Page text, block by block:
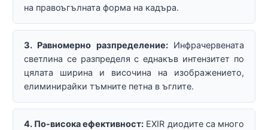
на правоъгълната форма на кадъра.
3. Равномерно разпределение:Инфрачервената
светлина се разпределя с еднакъв интензитет по
цялата ширина и височина на изображението,
елиминирайки тъмните петна в ъглите.
4. По-висока ефективност: EXIR диодите са много